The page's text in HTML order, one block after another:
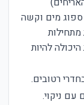
ספוג מים וקשה
מתחילות
להיות
רטובים.
ניקוי.